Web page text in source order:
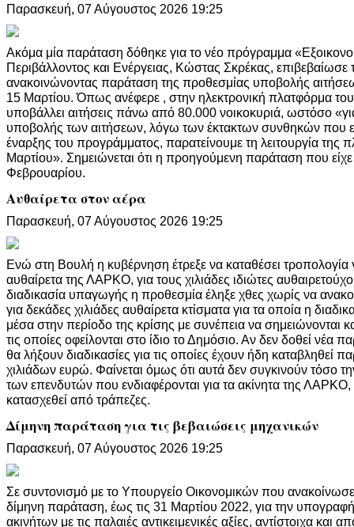
Παρασκευή, 07 Αύγουστος 2026 19:25
Ακόμα μία παράταση δόθηκε για το νέο πρόγραμμα
Περιβάλλοντος και Ενέργειας, Κώστας Σκρέκας, επιβεβαίωσε
ανακοινώνοντας παράταση της προθεσμίας υποβολής
15 Μαρτίου. Όπως ανέφερε , στην ηλεκτρονική πλατφόρμα
υποβάλλει αιτήσεις πάνω από 80.000 νοικοκυριά, ωστόσο
υποβολής των αιτήσεων, λόγω των έκτακτων συνθηκών που
έναρξης του προγράμματος, παρατείνουμε τη λειτουργία της
Μαρτίου». Σημειώνεται ότι η προηγούμενη παράταση που είχε
Φεβρουαρίου.
Αυθαίρετα στον αέρα
Παρασκευή, 07 Αύγουστος 2026 19:25
Ενώ στη Βουλή η κυβέρνηση έτρεξε να καταθέσει τροπολογία
αυθαίρετα της ΛΑΡΚΟ, για τους χιλιάδες ιδιώτες
διαδικασία υπαγωγής η προθεσμία έληξε χθες χωρίς να
για δεκάδες χιλιάδες αυθαίρετα κτίσματα για τα οποία η
μέσα στην περίοδο της κρίσης με συνέπεια να σημειώνονται
τις οποίες οφείλονται στο ίδιο το Δημόσιο. Αν δεν δοθεί νέα
θα λήξουν διαδικασίες για τις οποίες έχουν ήδη καταβληθεί
χιλιάδων ευρώ. Φαίνεται όμως ότι αυτά δεν συγκινούν τόσο
των επενδυτών που ενδιαφέρονται για τα ακίνητα της
κατασχεθεί από τράπεζες.
Δίμηνη παράταση για τις βεβαιώσεις μηχανικών
Παρασκευή, 07 Αύγουστος 2026 19:25
Σε συντονισμό με το Υπουργείο Οικονομικών που
δίμηνη παράταση, έως τις 31 Μαρτίου 2022, για την
ακινήτων με τις παλαιές αντικειμενικές αξίες, αντίστοιχα και